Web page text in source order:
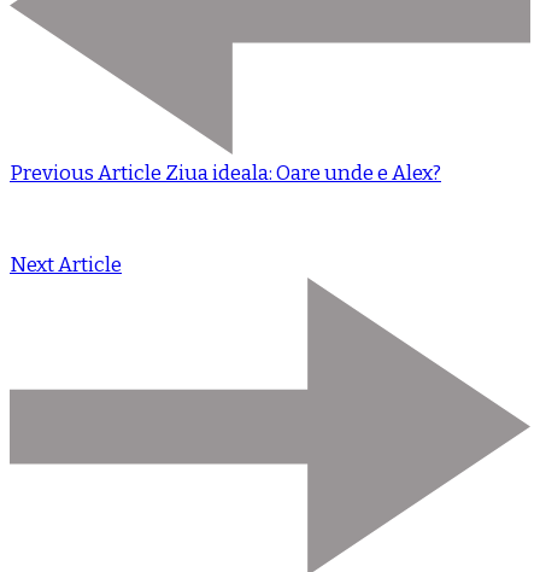
Previous Article Ziua ideala: Oare unde e Alex?
Next Article